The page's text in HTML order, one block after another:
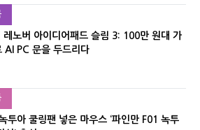
레노버 아이디어패드 슬림 3: 100만 원대 가
AI PC 문을 두드리다
투아 쿨링팬 넣은 마우스 ‘파인만 F01 녹투